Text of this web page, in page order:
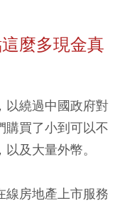
麼多現金真
以繞過中國政府對
購買了小到可以不
及大量外幣。
線房地產上市服務